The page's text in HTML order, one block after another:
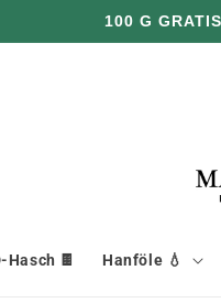
100 G
Hasch 🍫 Hanföle 💧